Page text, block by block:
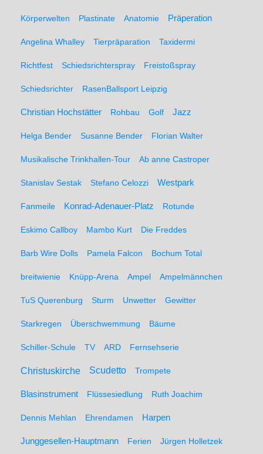
Körperwelten Plastinate Anatomie Präperation
Angelina Whalley Tierpräparation Taxidermi
Richtfest Schiedsrichterspray Freistoßspray
Schiedsrichter RasenBallsport Leipzig
Christian Hochstätter Rohbau Golf Jazz
Helga Bender Susanne Bender Florian Walter
Musikalische Trinkhallen-Tour Ab anne Castroper
Stanislav Sestak Stefano Celozzi Westpark
Fanmeile Konrad-Adenauer-Platz Rotunde
Eskimo Callboy Mambo Kurt Die Freddes
Barb Wire Dolls Pamela Falcon Bochum Total
breitwienie Knüpp-Arena Ampel Ampelmännchen
TuS Querenburg Sturm Unwetter Gewitter
Starkregen Überschwemmung Bäume
Schiller-Schule TV ARD Fernsehserie
Christuskirche Scudetto Trompete
Blasinstrument Flüssesiedlung Ruth Joachim
Dennis Mehlan Ehrendamen Harpen
Junggesellen-Hauptmann Ferien Jürgen Holletzek